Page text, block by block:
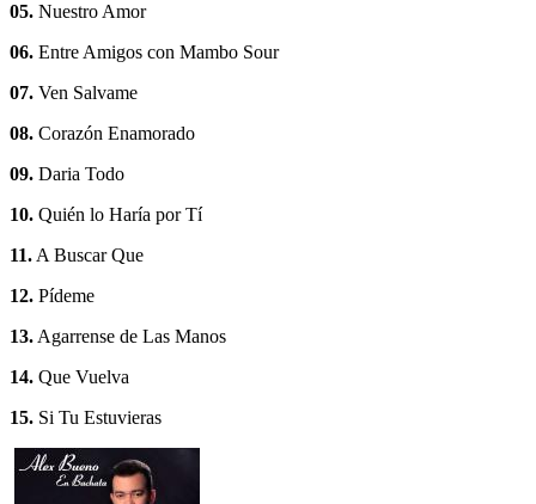
05. Nuestro Amor
06. Entre Amigos con Mambo Sour
07. Ven Salvame
08. Corazón Enamorado
09. Daria Todo
10. Quién lo Haría por Tí
11.A Buscar Que
12. Pídeme
13.Agarrense de Las Manos
14. Que Vuelva
15. Si Tu Estuvieras